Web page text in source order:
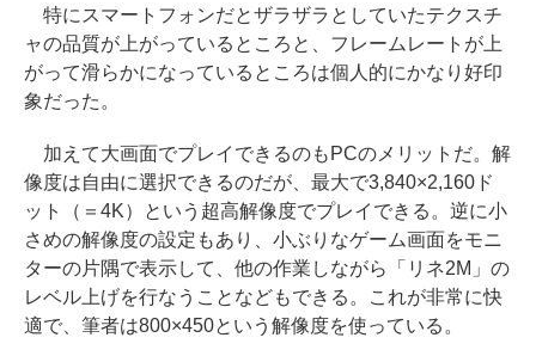
特にスマートフォンだとザラザラとしていたテクスチ
ャの品質が上がっているところと、フレームレートが上
がって滑らかになっているところは個人的にかなり好印
象だった。
加えて大画面でプレイできるのもPCのメリットだ。解
像度は自由に選択できるのだが、最大で3,840×2,160ド
ット（＝4K）という超高解像度でプレイできる。逆に小
さめの解像度の設定もあり、小ぶりなゲーム画面をモニ
ターの片隅で表示して、他の作業しながら「リネ2M」の
レベル上げを行なうことなどもできる。これが非常に快
適で、筆者は800×450という解像度を使っている。